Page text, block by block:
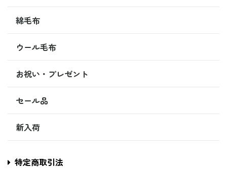
綿毛布
ウール毛布
お祝い・プレゼント
セール品
新入荷
特定商取引法